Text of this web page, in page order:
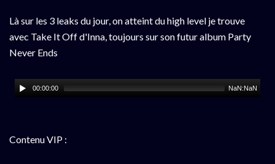
Là sur les 3 leaks du jour, on atteint du high level je trouve
avec Take It Off d'Inna, toujours sur son futur album Party
Never Ends
00:00:00 NaN:NaN
Contenu VIP :